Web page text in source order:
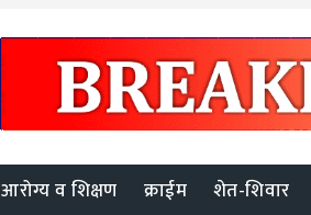
आरोग्य व शिक्षण क्राईम शेत-शिवार